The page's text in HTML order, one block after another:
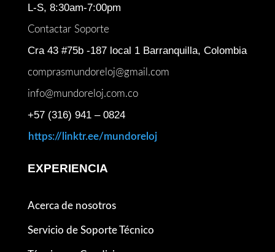
L-S, 8:30am-7:00pm
Contactar Soporte
Cra 43 #75b -187 local 1 Barranquilla, Colombia
comprasmundoreloj@gmail.com
info@mundoreloj.com.co
+57 (316) 941 – 0824
https://linktr.ee/mundoreloj
EXPERIENCIA
Acerca de nosotros
Servicio de Soporte Técnico